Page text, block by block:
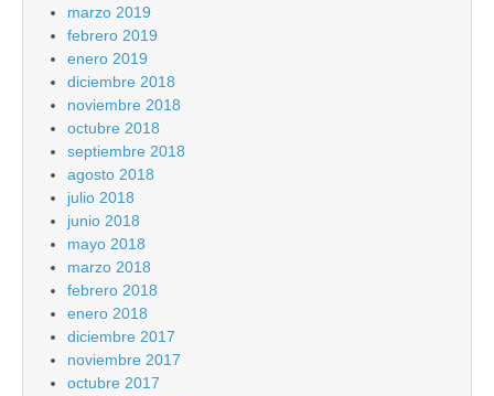
marzo 2019
febrero 2019
enero 2019
diciembre 2018
noviembre 2018
octubre 2018
septiembre 2018
agosto 2018
julio 2018
junio 2018
mayo 2018
marzo 2018
febrero 2018
enero 2018
diciembre 2017
noviembre 2017
octubre 2017